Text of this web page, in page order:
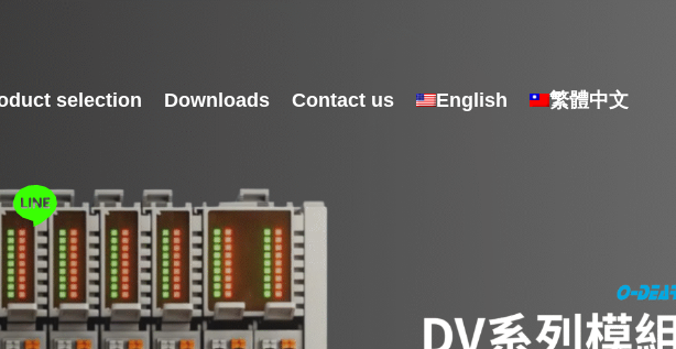
selection Downloads Contact us English 繁體中文